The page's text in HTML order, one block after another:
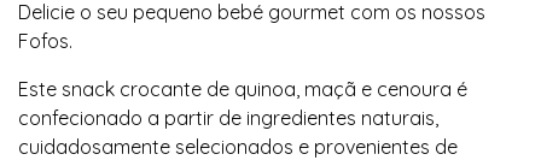
Delicie o seu pequeno bebé gourmet com os nossos
Fofos.
Este snack crocante de quinoa, maçã e cenoura é
confecionado a partir de ingredientes naturais,
cuidadosamente selecionados e provenientes de